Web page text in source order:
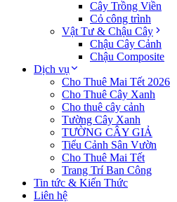
Cây Trồng Viền
Cỏ công trình
Vật Tư & Chậu Cây
Chậu Cây Cảnh
Chậu Composite
Dịch vụ
Cho Thuê Mai Tết 2026
Cho Thuê Cây Xanh
Cho thuê cây cảnh
Tường Cây Xanh
TƯỜNG CÂY GIẢ
Tiểu Cảnh Sân Vườn
Cho Thuê Mai Tết
Trang Trí Ban Công
Tin tức & Kiến Thức
Liên hệ